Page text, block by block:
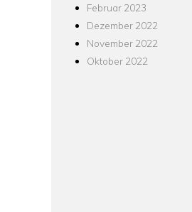
Februar 2023
Dezember 2022
November 2022
Oktober 2022